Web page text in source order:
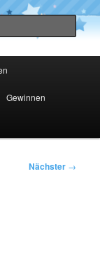
Gewinnen
Nächster →